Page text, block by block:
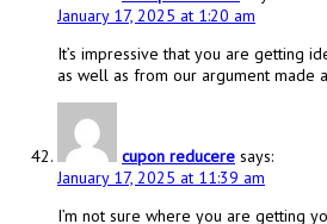
January 17, 2025 at 1:20 am
It’s impressive that you are getting
as well as from our argument made
cupon reducere says:
January 17, 2025 at 11:39 am
I’m not sure where you are getting